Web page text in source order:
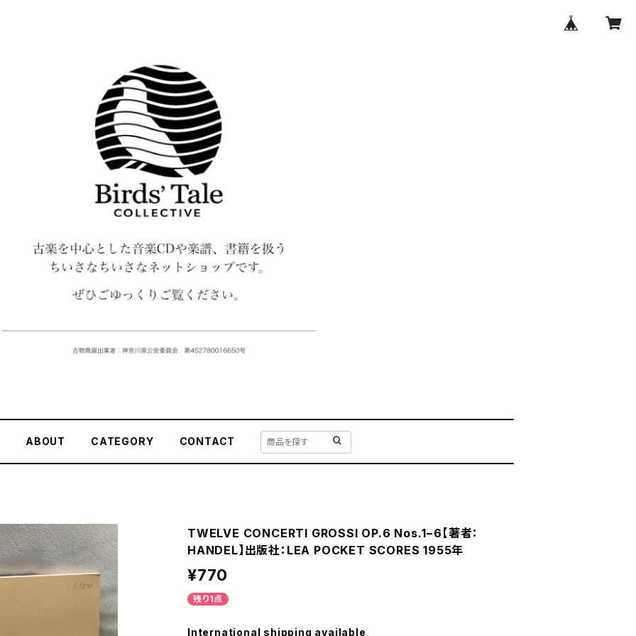
ABOUT CATEGORY CONTACT
TWELVE CONCERTI GROSSI OP.6 Nos.1−6【著者：
HANDEL】出版社：LEA POCKET SCORES 1955年
¥770
残り1点
International shipping available